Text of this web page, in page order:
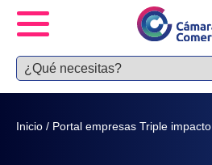
Inicio / Portal empresas Triple impacto